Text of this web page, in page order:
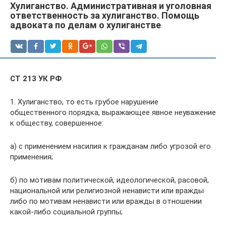
Хулиганство. Административная и уголовная
ответственность за хулиганство. Помощь
адвоката по делам о хулиганстве
СТ 213 УК РФ.
1. Хулиганство, то есть грубое нарушение
общественного порядка, выражающее явное неуважение
к обществу, совершенное:
а) с применением насилия к гражданам либо угрозой его
применения;
б) по мотивам политической, идеологической, расовой,
национальной или религиозной ненависти или вражды
либо по мотивам ненависти или вражды в отношении
какой-либо социальной группы;